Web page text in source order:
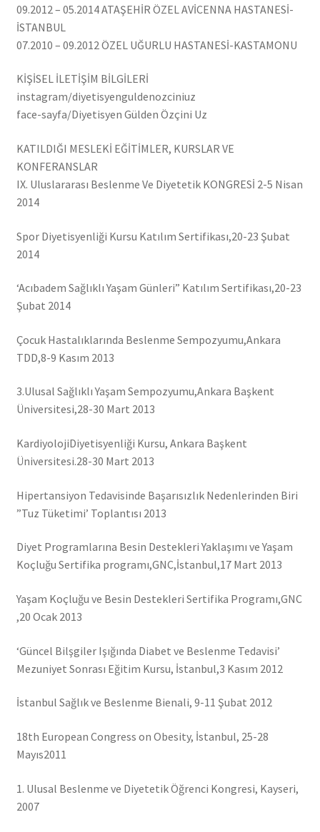
09.2012 – 05.2014 ATAŞEHİR ÖZEL AVİCENNA HASTANESİ-
İSTANBUL
07.2010 – 09.2012 ÖZEL UĞURLU HASTANESİ-KASTAMONU
KİŞİSEL İLETİŞİM BİLGİLERİ
instagram/diyetisyenguldenozciniuz
face-sayfa/Diyetisyen Gülden Özçini Uz
KATILDIĞI MESLEKİ EĞİTİMLER, KURSLAR VE
KONFERANSLAR
IX. Uluslararası Beslenme Ve Diyetetik KONGRESİ 2-5 Nisan
2014
Spor Diyetisyenliği Kursu Katılım Sertifikası,20-23 Şubat
2014
‘Acıbadem Sağlıklı Yaşam Günleri” Katılım Sertifikası,20-23
Şubat 2014
Çocuk Hastalıklarında Beslenme Sempozyumu,Ankara
TDD,8-9 Kasım 2013
3.Ulusal Sağlıklı Yaşam Sempozyumu,Ankara Başkent
Üniversitesi,28-30 Mart 2013
KardiyolojiDiyetisyenliği Kursu, Ankara Başkent
Üniversitesi.28-30 Mart 2013
Hipertansiyon Tedavisinde Başarısızlık Nedenlerinden Biri
”Tuz Tüketimi’ Toplantısı 2013
Diyet Programlarına Besin Destekleri Yaklaşımı ve Yaşam
Koçluğu Sertifika programı,GNC,İstanbul,17 Mart 2013
Yaşam Koçluğu ve Besin Destekleri Sertifika Programı,GNC
,20 Ocak 2013
‘Güncel Bilşgiler Işığında Diabet ve Beslenme Tedavisi’
Mezuniyet Sonrası Eğitim Kursu, İstanbul,3 Kasım 2012
İstanbul Sağlık ve Beslenme Bienali, 9-11 Şubat 2012
18th European Congress on Obesity, İstanbul, 25-28
Mayıs2011
1. Ulusal Beslenme ve Diyetetik Öğrenci Kongresi, Kayseri,
2007